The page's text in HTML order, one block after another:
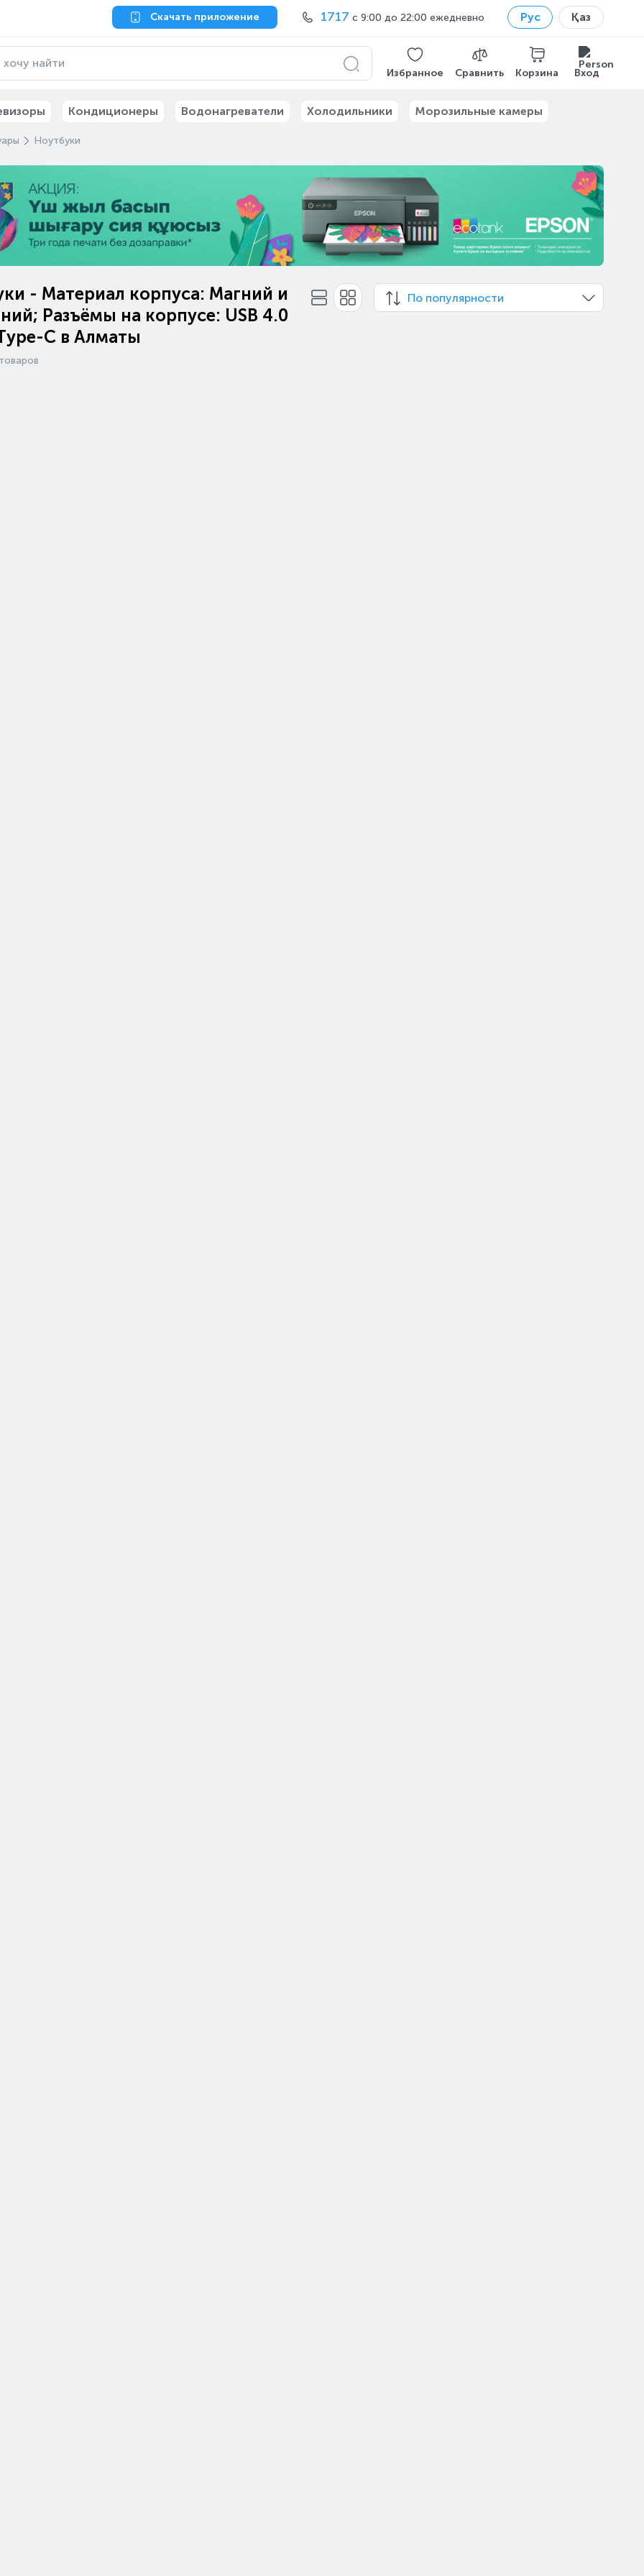
Скачать приложение 1717 с 9:00 до 22:00 ежедневно Рус Қаз
Избранное Сравнить Корзина Вход
Кондиционеры Водонагреватели Холодильники Морозильные камеры
Ноутбуки
- Материал корпуса: Магний и
Разъёмы на корпусе: USB 4.0
C в Алматы
По популярности